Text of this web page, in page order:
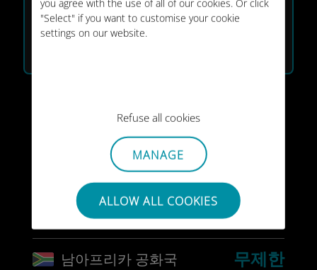
you agree with the use of all of our cookies. Or click
"Select" if you want to customise your cookie
settings on our website.
Refuse all cookies
MANAGE
ALLOW ALL COOKIES
남아프리카 10GB
유효성:30 일수
남아프리카
일회용
30 일수
US$55
남아프리카 공화국 무제한